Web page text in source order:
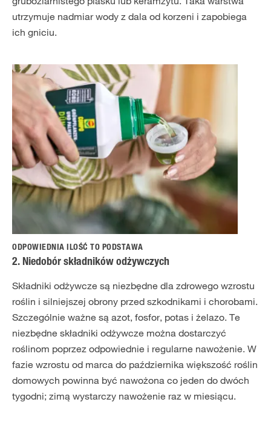
utrzymuje nadmiar wody z dala od korzeni i zapobiega
ich gniciu.
ODPOWIEDNIA ILOŚĆ TO PODSTAWA
2. Niedobór składników odżywczych
Składniki odżywcze są niezbędne dla zdrowego wzrostu
roślin i silniejszej obrony przed szkodnikami i chorobami.
Szczególnie ważne są azot, fosfor, potas i żelazo. Te
niezbędne składniki odżywcze można dostarczyć
roślinom poprzez odpowiednie i regularne nawożenie. W
fazie wzrostu od marca do października większość roślin
domowych powinna być nawożona co jeden do dwóch
tygodni; zimą wystarczy nawożenie raz w miesiącu.